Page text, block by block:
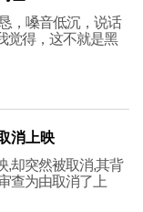
，嗓音低沉，说话
觉得，这不就是黑
消上映
,却突然被取消,其背
查为由取消了上